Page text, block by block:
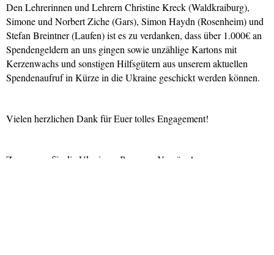
Den Lehrerinnen und Lehrern Christine Kreck (Waldkraiburg),
Simone und Norbert Ziche (Gars), Simon Haydn (Rosenheim) und
Stefan Breintner (Laufen) ist es zu verdanken, dass über 1.000€ an
Spendengeldern an uns gingen sowie unzählige Kartons mit
Kerzenwachs und sonstigen Hilfsgütern aus unserem aktuellen
Spendenaufruf in Kürze in die Ukraine geschickt werden können.
Vielen herzlichen Dank für Euer tolles Engagement!
Zusammen für die Ukraine – Разом за Україну!